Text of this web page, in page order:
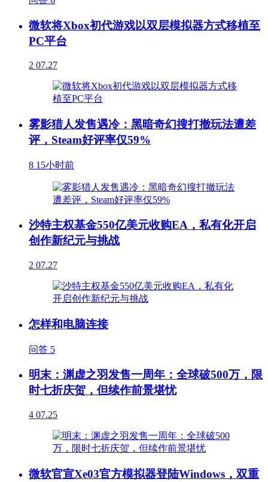
微软将Xbox初代游戏以双层模拟器方式移植至
PC平台
2 07.27
雾影猎人发售遇冷：黑暗奇幻搜打撤玩法遭差
评，Steam好评率仅59%
8 15小时前
沙特主权基金550亿美元收购EA，私有化开启
创作新纪元与挑战
2 07.27
怎样和电脑连接
问答 5
明末：渊虚之羽发售一周年：全球破500万，限
时七折庆贺，但续作前景堪忧
4 07.25
微软官宣Xe03官方模拟器登陆Windows，双重